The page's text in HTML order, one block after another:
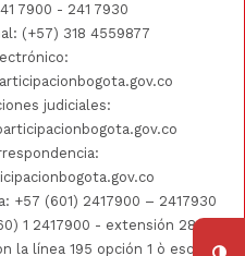
7900 - 241 7930
(+57) 318 4559877
judiciales:
+57 (601) 2417900 – 2417930
1 2417900 - extensión 2802;
la línea 195 opción 1 ò escribir